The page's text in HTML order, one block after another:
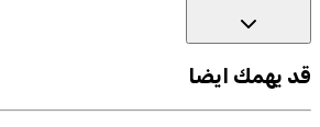
قد يهمك ايضا